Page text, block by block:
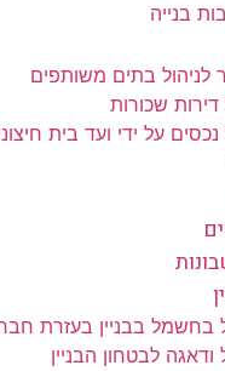
בנייה
לניהול בתים משותפים
דירות שכורות
נכסים על ידי ועד בית חיצוני
בחשמל בבניין בעזרת
ודאגה לבטחון הבניין